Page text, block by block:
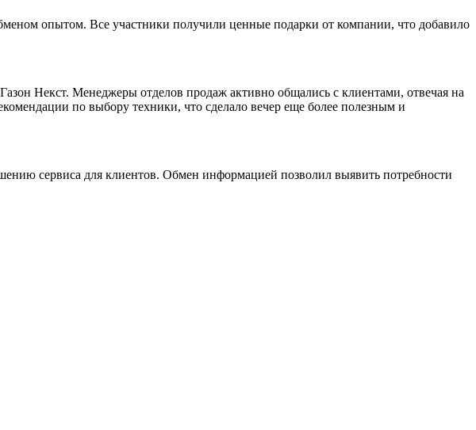
опытом. Все участники получили ценные подарки от компании, что добавило
Некст. Менеджеры отделов продаж активно общались с клиентами, отвечая на
по выбору техники, что сделало вечер еще более полезным и
сервиса для клиентов. Обмен информацией позволил выявить потребности